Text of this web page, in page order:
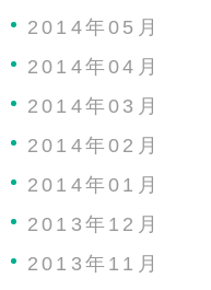
2014年05月
2014年04月
2014年03月
2014年02月
2014年01月
2013年12月
2013年11月